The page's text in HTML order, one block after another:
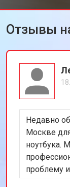
Отзывы
Недавно
Москве
ноутбука.
проблему
впечатлён